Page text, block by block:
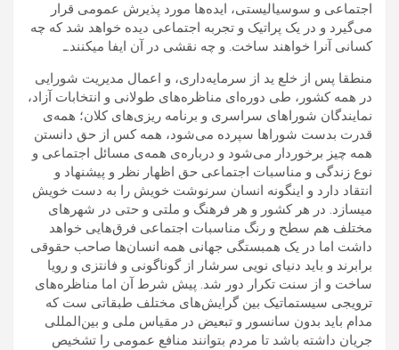
اجتماعی و سوسیالیستی، ایده‌ها مورد پذیرش عمومی قرار
می‌گیرد و در یک پراتیک و تجربه اجتماعی دیده خواهد شد که چه
کسانی آنرا خواهند ساخت. و چه نقشی در آن ایفا میکنند.ـ
منطقا پس از خلع ید از سرمایه‌داری، و اعمال مدیریت شورایی
در همه کشور، طی دوره‌ای مناظره‌های طولانی و انتخابات آزاد،
نمایندگان شوراهای سراسری ‌و برنامه ریزی‌های کلان‌؛ همه‌ی
قدرت بدست شوراها سپرده می‌شود، همه کس از حق دانستن
همه چیز برخوردار می‌شود و درباره‌ی همه‌ی مسائل اجتماعی و
نوع زندگی و مناسبات اجتماعی حق اظهار نظر و پیشنهاد و
انتقاد دارد و ‌اینگونه انسان سرنوشت خویش را به دست خویش
میسازد. در هر کشور و هر فرهنگ و ملتی و حتی در شهرهای
مختلف هم سطح و‌ رنگ مناسبات اجتماعی فرق‌هایی خواهد
داشت اما در یک همبستگی جهانی همه انسان‌ها صاحب حقوقی
برابرند و باید دنیای نویی سرشار از گوناگونی و فانتزی و رویا
ساخت و از سنت تکرار دور شد. پیش شرط آن اما مناظره‌های
ترویجی سیستماتیک بین گرایش‌های مختلف طبقاتی ست که
مدام باید بدون سانسور و تبعیض در مقیاس ملی و بین‌المللی
جریان داشته باشد تا مردم بتوانند منافع عمومی را تشخیص